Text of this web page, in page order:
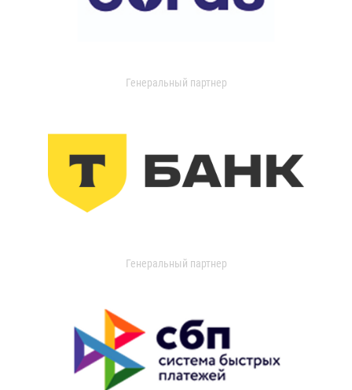
Генеральный партнер
Генеральный партнер